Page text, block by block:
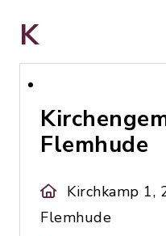
K
Flemhude
Kirchkamp 1,
Flemhude